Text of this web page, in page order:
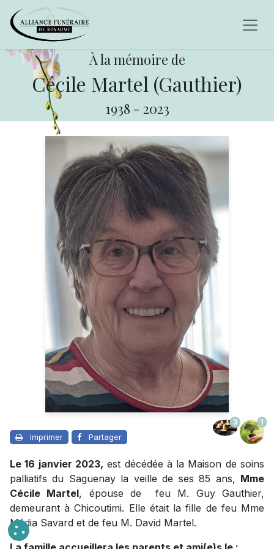
À la mémoire de
Cécile Martel (Gauthier)
1938 - 2023
Imprimer Partager
3 1
Le 16 janvier 2023, est décédée à la Maison de soins
palliatifs du Saguenay la veille de ses 85 ans, Mme
Cécile Martel, épouse de feu M. Guy Gauthier,
demeurant à Chicoutimi. Elle était la fille de feu Mme
Média Savard et de feu M. David Martel.